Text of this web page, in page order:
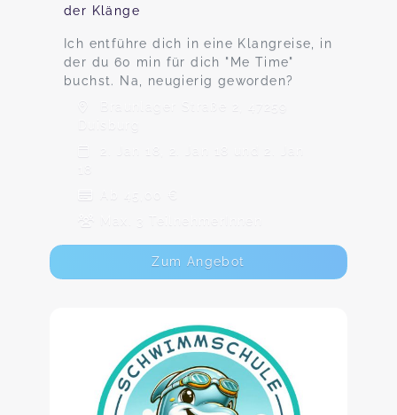
der Klänge
Ich entführe dich in eine Klangreise, in
der du 60 min für dich "Me Time"
buchst. Na, neugierig geworden?
Braunlager Straße 2, 47259
Duisburg
2. Jan 18, 2. Jan 18 und 2. Jan
18
Ab 45,00 €
Max. 3 TeilnehmerInnen
Zum Angebot